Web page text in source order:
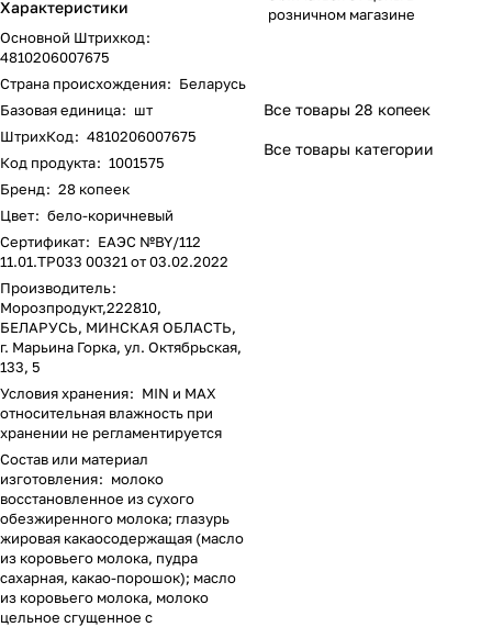
Характеристики
Основной Штрихкод:
4810206007675
Страна происхождения: Беларусь
Базовая единица: шт
ШтрихКод: 4810206007675
Код продукта: 1001575
Бренд: 28 копеек
Цвет: бело-коричневый
Сертификат: ЕАЭС №BY/112
11.01.ТР033 00321 от 03.02.2022
Производитель:
Морозпродукт,222810,
БЕЛАРУСЬ, МИНСКАЯ ОБЛАСТЬ,
г. Марьина Горка, ул. Октябрьская,
133, 5
Условия хранения: MIN и MAX
относительная влажность при
хранении не регламентируется
Состав или материал
изготовления: молоко
восстановленное из сухого
обезжиренного молока; глазурь
жировая какаосодержащая (масло
из коровьего молока, пудра
сахарная, какао-порошок); масло
из коровьего молока, молоко
цельное сгущенное с
розничном магазине
Все товары 28 копеек
Все товары категории